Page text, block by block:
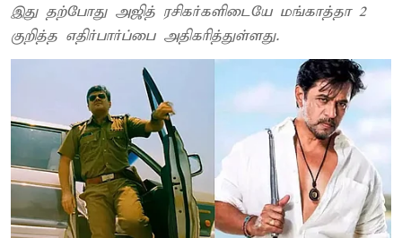
இது தற்போது அஜித் ரசிகர்களிடையே மங்காத்தா 2
குறித்த எதிர்பார்ப்பை அதிகரித்துள்ளது.